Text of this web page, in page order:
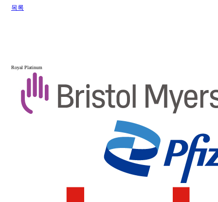
목록
Royal Platinum